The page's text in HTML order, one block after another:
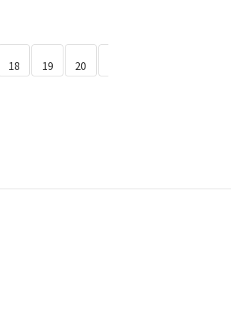
18 19 20